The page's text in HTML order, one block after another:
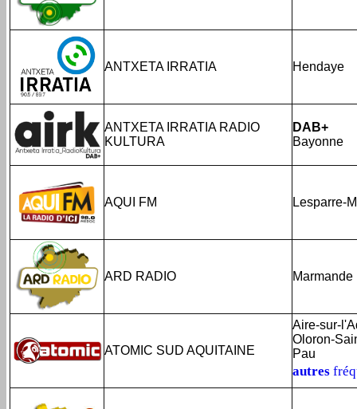
ANTXETA IRRATIA Hendaye
ANTXETA IRRATIA RADIO
KULTURA
DAB+
Bayonne
AQUI FM Lesparre-
ARD RADIO Marmande
ATOMIC SUD AQUITAINE
Aire-sur-
Oloron-
Pau
autres